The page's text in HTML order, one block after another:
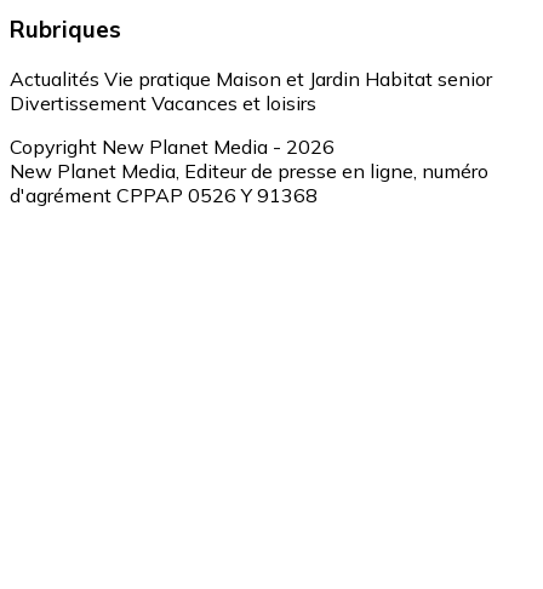
Rubriques
Actualités Vie pratique Maison et Jardin Habitat senior
Divertissement Vacances et loisirs
Copyright New Planet Media - 2026
New Planet Media, Editeur de presse en ligne, numéro
d'agrément CPPAP 0526 Y 91368